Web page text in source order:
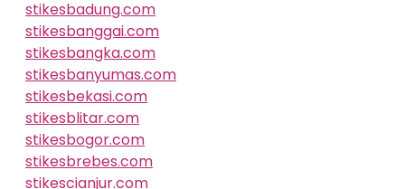
stikesbadung.com
stikesbanggai.com
stikesbangka.com
stikesbanyumas.com
stikesbekasi.com
stikesblitar.com
stikesbogor.com
stikesbrebes.com
stikescianjur.com